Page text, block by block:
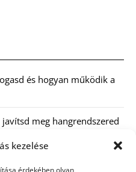
kezelése
érdekében olyan
és hogyan működik a
javítsd meg hangrendszered